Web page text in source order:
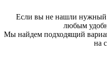
Если вы не нашли нужный
любым
Мы найдем подходящий
на